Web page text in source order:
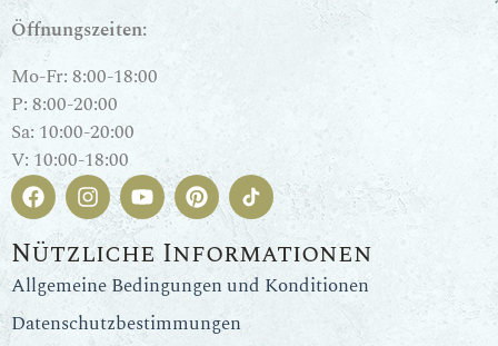
Öffnungszeiten:
Mo-Fr: 8:00-18:00
P: 8:00-20:00
Sa: 10:00-20:00
V: 10:00-18:00
Nützliche Informationen
Allgemeine Bedingungen und Konditionen
Datenschutzbestimmungen